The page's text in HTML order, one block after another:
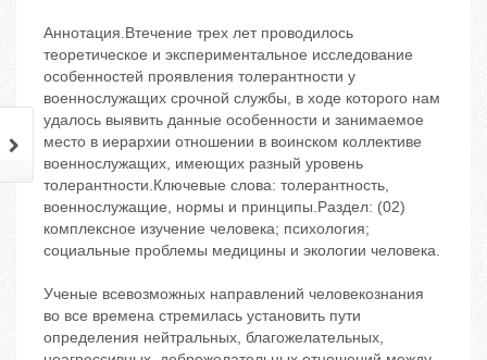
Аннотация.Втечение трех лет проводилось
теоретическое и экспериментальное исследование
особенностей проявления толерантности у
военнослужащих срочной службы, в ходе которого нам
удалось выявить данные особенности и занимаемое
место в иерархии отношении в воинском коллективе
военнослужащих, имеющих разный уровень
толерантности.Ключевые слова: толерантность,
военнослужащие, нормы и принципы.Раздел: (02)
комплексное изучение человека; психология;
социальные проблемы медицины и экологии человека.
Ученые всевозможных направлений человекознания
во все времена стремилась установить пути
определения нейтральных, благожелательных,